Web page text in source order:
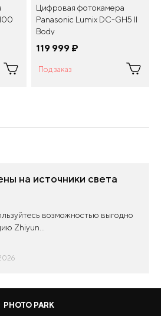
Цифровая фотокамера
Panasonic Lumix DC-GH5 II
Body
119 999 ¤
Под заказ
на источники света
возможностью выгодно
Zhiyun...
PHOTO PARK